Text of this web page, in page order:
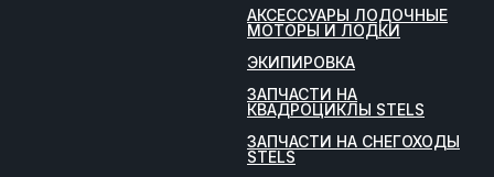
АКСЕССУАРЫ ЛОДОЧНЫЕ
МОТОРЫ И ЛОДКИ
ЭКИПИРОВКА
ЗАПЧАСТИ НА
КВАДРОЦИКЛЫ STELS
ЗАПЧАСТИ НА СНЕГОХОДЫ
STELS